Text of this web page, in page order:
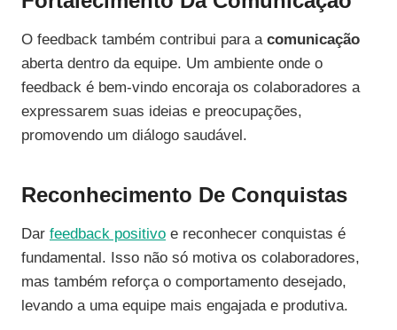
O feedback também contribui para a comunicação
aberta dentro da equipe. Um ambiente onde o
feedback é bem-vindo encoraja os colaboradores a
expressarem suas ideias e preocupações,
promovendo um diálogo saudável.
Reconhecimento De Conquistas
Dar feedback positivo e reconhecer conquistas é
fundamental. Isso não só motiva os colaboradores,
mas também reforça o comportamento desejado,
levando a uma equipe mais engajada e produtiva.